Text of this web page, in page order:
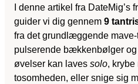
I denne artikel fra DateMig’s
guider vi dig gennem 9
fra det grundlæggende
pulserende bækkenbølger
øvelser kan laves solo, krybe
tosomheden, eller snige sig